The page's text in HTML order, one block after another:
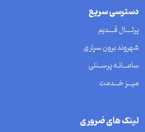
دسترسی سریع
پرتــــال قــــدیم
شهروند برون سپاری
سامـــانـه پرســنلی
میـــز خـــدمت
لینک های ضروری